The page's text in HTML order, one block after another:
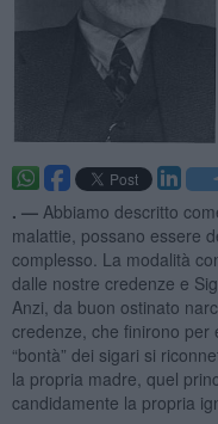
. — Abbiamo descritto
malattie, possano essere
complesso. La modalità
dalle nostre credenze e
Anzi, da buon ostinato
credenze, che finirono per
“bontà” dei sigari si
la propria madre, quel
candidamente la propria